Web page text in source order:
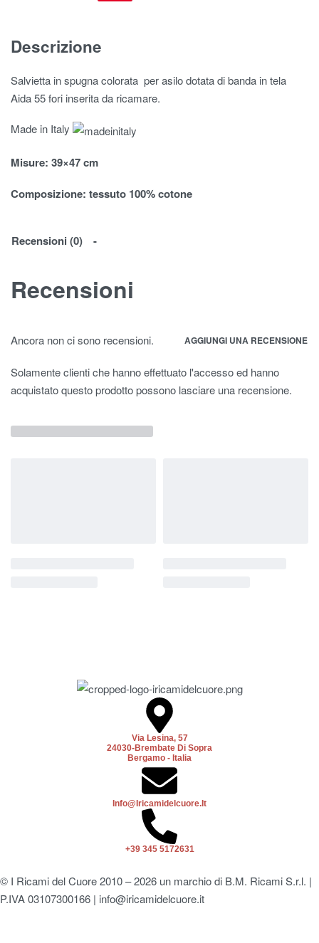
Descrizione
Salvietta in spugna colorata per asilo dotata di banda in tela
Aida 55 fori inserita da ricamare.
Made in Italy
Misure: 39×47 cm
Composizione: tessuto 100% cotone
Recensioni (0)
Recensioni
Ancora non ci sono recensioni. AGGIUNGI UNA RECENSIONE
Solamente clienti che hanno effettuato l'accesso ed hanno
acquistato questo prodotto possono lasciare una recensione.
Via Lesina, 57
24030-Brembate Di Sopra
Bergamo - Italia
Info@iricamidelcuore.it
+39 345 5172631
© I Ricami del Cuore 2010 – 2026 un marchio di B.M. Ricami S.r.l. |
P.IVA 03107300166 | info@iricamidelcuore.it